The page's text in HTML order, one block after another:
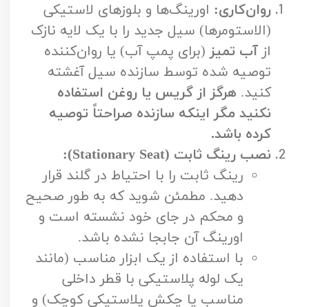
روان‌کاری: اورینگ‌ها و بلوزهای لاستیکی
(الاستومرها) سیل جدید را با یک لایه نازک
از آب تمیز (برای پمپ آب) یا روان‌کننده
توصیه شده توسط سازنده سیل آغشته
کنید. هرگز از گریس یا روغن استفاده
نکنید مگر اینکه سازنده صراحتاً توصیه
کرده باشد.
نصب رینگ ثابت (Stationary Seat):
رینگ ثابت را با احتیاط در گلند قرار
دهید. مطمئن شوید که به طور صحیح
و محکم در جای خود نشسته است و
اورینگ آن جابجا نشده باشد.
با استفاده از یک ابزار مناسب (مانند
یک لوله پلاستیکی با قطر داخلی
مناسب یا چکش پلاستیکی کوچک) و